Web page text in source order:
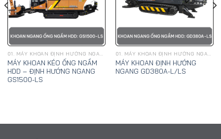
01. MÁY KHOAN ĐỊNH HƯỚNG NGANG, KÉO ỐNG NGẦM HDD - GOODENG
MÁY KHOAN KÉO ỐNG NGẦM
HDD – ĐỊNH HƯỚNG NGANG
GS1500-LS
01. MÁY KHOAN ĐỊNH HƯỚNG NGANG, KÉO ỐNG NGẦM HDD - GOODENG
MÁY KHOAN ĐỊNH HƯỚNG
NGANG GD380A-L/LS